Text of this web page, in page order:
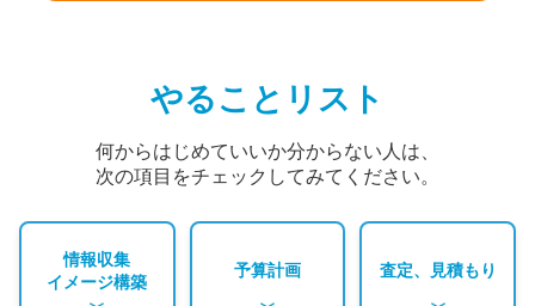
やることリスト
何からはじめていいか分からない人は、
次の項目をチェックしてみてください。
情報収集
イメージ構築
予算計画 査定、見積もり